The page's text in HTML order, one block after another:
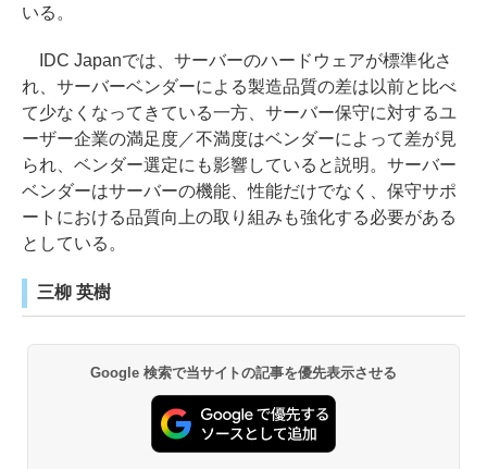
いる。
IDC Japanでは、サーバーのハードウェアが標準化さ
れ、サーバーベンダーによる製造品質の差は以前と比べ
て少なくなってきている一方、サーバー保守に対するユ
ーザー企業の満足度／不満度はベンダーによって差が見
られ、ベンダー選定にも影響していると説明。サーバー
ベンダーはサーバーの機能、性能だけでなく、保守サポ
ートにおける品質向上の取り組みも強化する必要がある
としている。
三柳 英樹
Google 検索で当サイトの記事を優先表示させる